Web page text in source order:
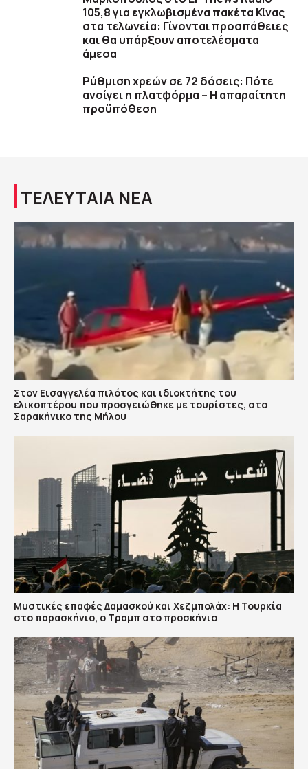
105,8 για εγκλωβισμένα πακέτα Κίνας
στα τελωνεία: Γίνονται προσπάθειες
και θα υπάρξουν αποτελέσματα
άμεσα
Ρύθμιση χρεών σε 72 δόσεις: Πότε
ανοίγει η πλατφόρμα – Η απαραίτητη
προϋπόθεση
ΤΕΛΕΥΤΑΙΑ ΝΕΑ
Στον Εισαγγελέα πιλότος και ιδιοκτήτης του
ελικοπτέρου που προσγειώθηκε με τουρίστες, στο
Σαρακήνικο της Μήλου
​Μυστικές επαφές Δαμασκού και Χεζμπολάχ: Η Τουρκία
στο παρασκήνιο, ο Τραμπ στο προσκήνιο